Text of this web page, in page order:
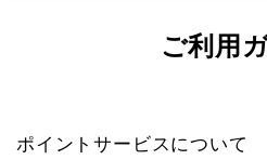
ご利用
ポイントサービスについて